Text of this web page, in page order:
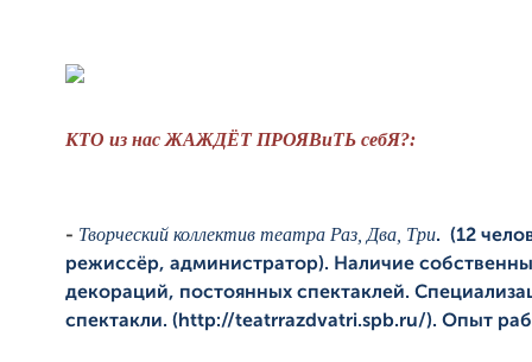
КТО из нас ЖАЖДЁТ ПРОЯВиТЬ себЯ?:
- Творческий коллектив театра Раз, Два, Три. (12
режиссёр, администратор). Наличие
декораций, постоянных спектаклей.
спектакли. (http://teatrrazdvatri.spb.ru/). Опыт